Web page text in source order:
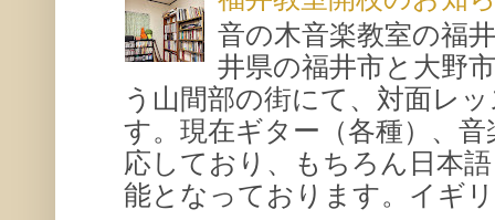
音の木音楽教室の福
井県の福井市と大野
う山間部の街にて、対面レ
す。現在ギター（各種）、
応しており、もちろん日本
能となっております。イギ